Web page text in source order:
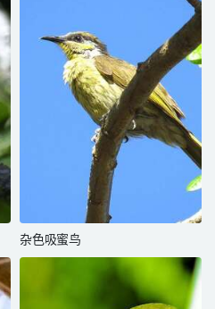
杂色吸蜜鸟